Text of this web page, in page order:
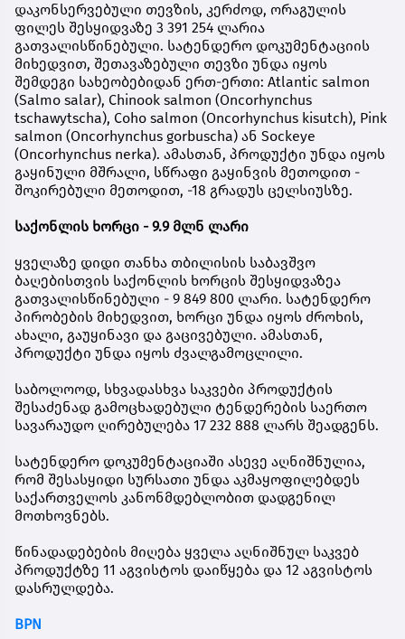
დაკონსერვებული თევზის, კერძოდ, ორაგულის
ფილეს შესყიდვაზე 3 391 254 ლარია
გათვალისწინებული. სატენდერო დოკუმენტაციის
მიხედვით, შეთავაზებული თევზი უნდა იყოს
შემდეგი სახეობებიდან ერთ-ერთი: Atlantic salmon
(Salmo salar), Chinook salmon (Oncorhynchus
tschawytscha), Coho salmon (Oncorhynchus kisutch), Pink
salmon (Oncorhynchus gorbuscha) ან Sockeye
(Oncorhynchus nerka). ამასთან, პროდუქტი უნდა იყოს
გაყინული მშრალი, სწრაფი გაყინვის მეთოდით -
შოკირებული მეთოდით, -18 გრადუს ცელსიუსზე.
საქონლის ხორცი - 9.9 მლნ ლარი
ყველაზე დიდი თანხა თბილისის საბავშვო
ბაღებისთვის საქონლის ხორცის შესყიდვაზეა
გათვალისწინებული - 9 849 800 ლარი. სატენდერო
პირობების მიხედვით, ხორცი უნდა იყოს ძროხის,
ახალი, გაუყინავი და გაცივებული. ამასთან,
პროდუქტი უნდა იყოს ძვალგამოცლილი.
საბოლოოდ, სხვადასხვა საკვები პროდუქტის
შესაძენად გამოცხადებული ტენდერების საერთო
სავარაუდო ღირებულება 17 232 888 ლარს შეადგენს.
სატენდერო დოკუმენტაციაში ასევე აღნიშნულია,
რომ შესასყიდი სურსათი უნდა აკმაყოფილებდეს
საქართველოს კანონმდებლობით დადგენილ
მოთხოვნებს.
წინადადებების მიღება ყველა აღნიშნულ საკვებ
პროდუქტზე 11 აგვისტოს დაიწყება და 12 აგვისტოს
დასრულდება.
BPN